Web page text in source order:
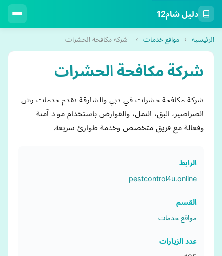
دليل شام12
الرئيسية › مواقع خدمات › شركة مكافحة الحشرات
شركة مكافحة الحشرات
شركة مكافحة حشرات في دبي والشارقة تقدم خدمات رش
الصراصير، البق، النمل، والقوارض باستخدام مواد آمنة
وفعالة مع فريق متخصص وخدمة طوارئ سريعة.
الرابط
pestcontrol4u.online
القسم
مواقع خدمات
عدد الزيارات